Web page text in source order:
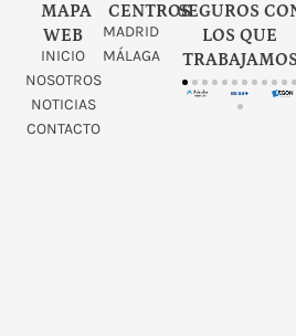
MAPA
WEB
INICIO
NOSOTROS
NOTICIAS
CONTACTO
CENTROS
MADRID
MÁLAGA
SEGUROS
LOS QUE
TRABAJAMOS